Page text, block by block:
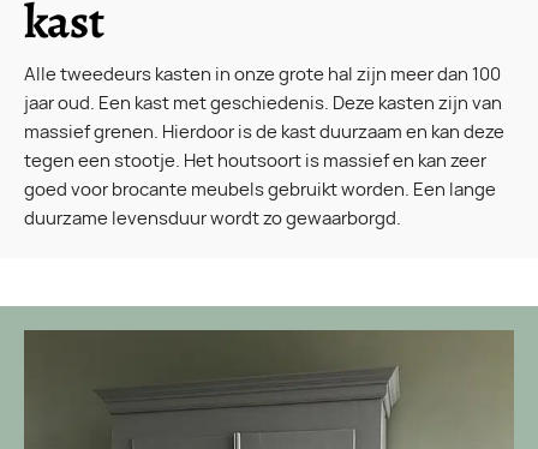
kast
Alle tweedeurs kasten in onze grote hal zijn meer dan 100
jaar oud. Een kast met geschiedenis. Deze kasten zijn van
massief grenen. Hierdoor is de kast duurzaam en kan deze
tegen een stootje. Het houtsoort is massief en kan zeer
goed voor brocante meubels gebruikt worden. Een lange
duurzame levensduur wordt zo gewaarborgd.